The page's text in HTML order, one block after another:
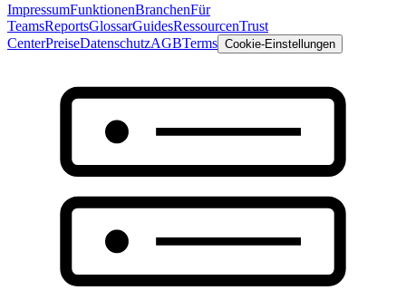
ImpressumFunktionenBranchenFür
TeamsReportsGlossarGuidesRessourcenTrust
CenterPreiseDatenschutzAGBTerms Cookie-Einstellungen